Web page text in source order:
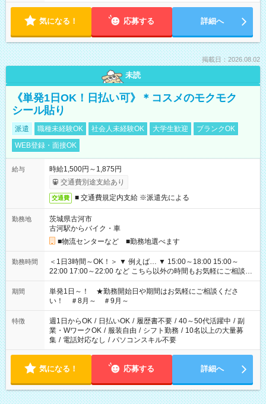
気になる！ 応募する 詳細へ
掲載日：2026.08.02
未読
《単発1日OK！日払い可》＊コスメのモクモク
シール貼り
派遣 職種未経験OK 社会人未経験OK 大学生歓迎
ブランクOK
WEB登録・面接OK
給与
時給1,500円～1,875円
交通費別途支給あり
交通費 ■ 交通費規定内支給 ※派遣先による
勤務地
茨城県古河市
古河駅からバイク・車
■物流センターなど ■勤務地選べます
勤務時間
＜1日3時間～OK！＞ ▼ 例えば… ▼ 15:00～18:00 15:00～
22:00 17:00～22:00 など こちら以外の時間もお気軽にご相談く
ださい！
期間
単発1日～！ ★勤務開始日や期間はお気軽にご相談くださ
い！ ＃8月～ ＃9月～
特徴 週1日からOK / 日払いOK / 履歴書不要 / 40～50代活躍中 / 副
業・WワークOK / 服装自由 / シフト勤務 / 10名以上の大量募
集 / 電話対応なし / パソコンスキル不要
気になる！ 応募する 詳細へ